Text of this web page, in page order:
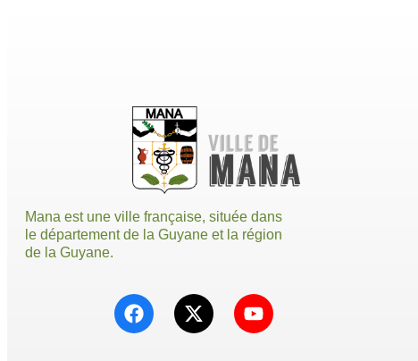
Mana est une ville française, située dans
le département de la Guyane et la région
de la Guyane.